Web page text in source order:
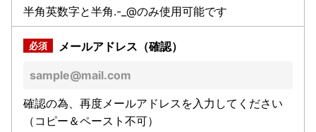
半角英数字と半角.-_@のみ使用可能です
メールアドレス（確認）
確認の為、再度メールアドレスを入力してください
（コピー＆ペースト不可）